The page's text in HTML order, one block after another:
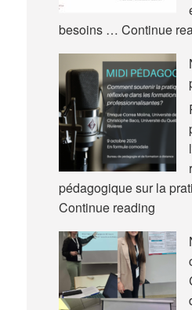
besoins … Continue
pédagogique sur la
Continue reading